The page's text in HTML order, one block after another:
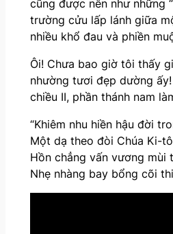
cũng được nên như những
trường cửu lấp lánh giữa
nhiều khổ đau và phiền
Ôi! Chưa bao giờ tôi thấy
nhường tươi đẹp dường
chiều II, phần thánh nam
“Khiêm nhu hiền hậu đời
Một dạ theo đòi Chúa Ki-
Hồn chẳng vấn vương mùi
Nhẹ nhàng bay bổng cõi